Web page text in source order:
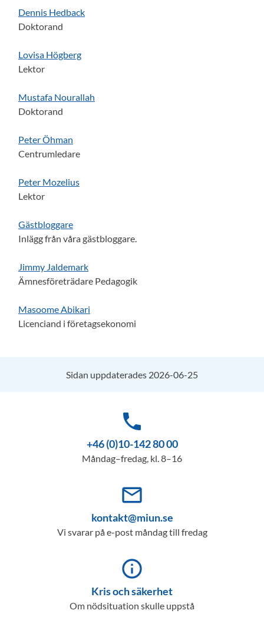
Dennis Hedback
Doktorand
Lovisa Högberg
Lektor
Mustafa Nourallah
Doktorand
Peter Öhman
Centrumledare
Peter Mozelius
Lektor
Gästbloggare
Inlägg från våra gästbloggare.
Jimmy Jaldemark
Ämnesföreträdare Pedagogik
Masoome Abikari
Licenciand i företagsekonomi
Sidan uppdaterades 2026-06-25
phone
+46 (0)10-142 80 00
Måndag–fredag, kl. 8–16
mail_outline
kontakt@miun.se
Vi svarar på e-post måndag till fredag
info_outline
Kris och säkerhet
Om nödsituation skulle uppstå